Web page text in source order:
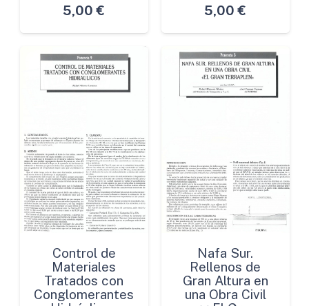
5,00 € 5,00 €
Control de
Materiales
Tratados con
Conglomerantes
Nafa Sur.
Rellenos de
Gran Altura en
una Obra Civil